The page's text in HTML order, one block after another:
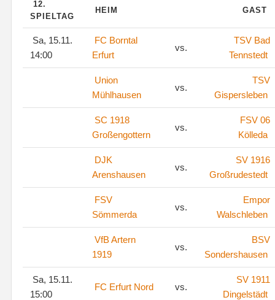
12.
SPIELTAG
HEIM GAST
Sa, 15.11.
14:00
FC Borntal
Erfurt
vs.
TSV Bad
Tennstedt
Union
Mühlhausen
vs.
TSV
Gispersleben
SC 1918
Großengottern
vs.
FSV 06
Kölleda
DJK
Arenshausen
vs.
SV 1916
Großrudestedt
FSV
Sömmerda
vs.
Empor
Walschleben
VfB Artern
1919
vs.
BSV
Sondershausen
Sa, 15.11.
15:00
FC Erfurt Nord vs.
SV 1911
Dingelstädt